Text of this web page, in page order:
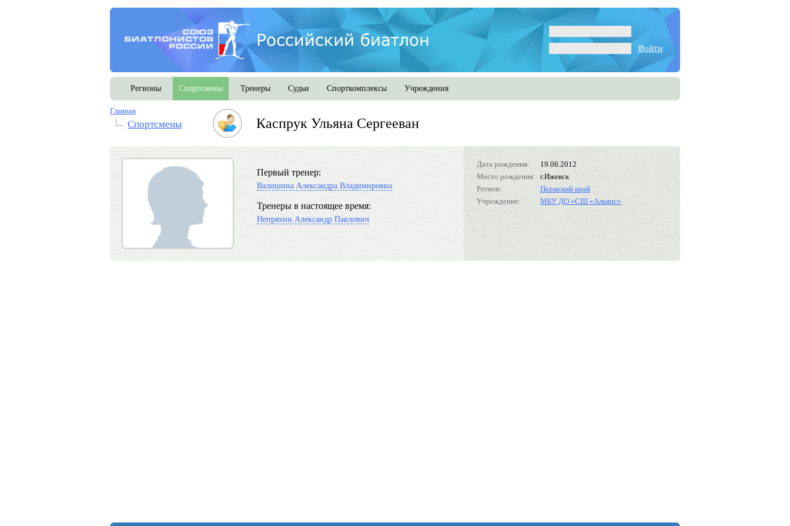
Войти
Регионы Спортсмены Тренеры Судьи Спорткомплексы Учреждения
Главная
Спортсмены Каспрук Ульяна Сергееван
Дата рождения:
19.06.2012
Место рождения: г.Ижевск
Регион:
Пермский край
Учреждение:
МБУ ДО «СШ «Альянс»
Первый тренер:
Валишина Александра Владимировна
Тренеры в настоящее время:
Непряхин Александр Павлович